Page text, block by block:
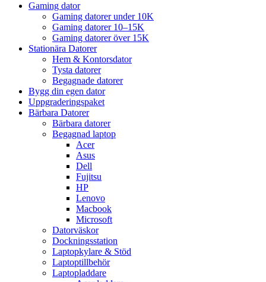
Gaming dator
Gaming datorer under 10K
Gaming datorer 10–15K
Gaming datorer över 15K
Stationära Datorer
Hem & Kontorsdator
Tysta datorer
Begagnade datorer
Bygg din egen dator
Uppgraderingspaket
Bärbara Datorer
Bärbara datorer
Begagnad laptop
Acer
Asus
Dell
Fujitsu
HP
Lenovo
Macbook
Microsoft
Datorväskor
Dockningsstation
Laptopkylare & Stöd
Laptoptillbehör
Laptopladdare